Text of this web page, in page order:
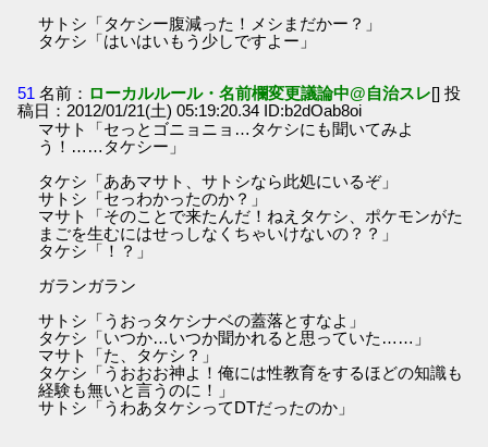
サトシ「タケシー腹減った！メシまだかー？」
タケシ「はいはいもう少しですよー」
51 名前： ローカルルール・名前欄変更議論中@自治スレ[] 投
稿日：2012/01/21(土) 05:19:20.34 ID:b2dOab8oi
マサト「セっとゴニョニョ…タケシにも聞いてみよ
う！……タケシー」
タケシ「ああマサト、サトシなら此処にいるぞ」
サトシ「セっわかったのか？」
マサト「そのことで来たんだ！ねえタケシ、ポケモンがた
まごを生むにはせっしなくちゃいけないの？？」
タケシ「！？」
ガランガラン
サトシ「うおっタケシナベの蓋落とすなよ」
タケシ「いつか…いつか聞かれると思っていた……」
マサト「た、タケシ？」
タケシ「うおおお神よ！俺には性教育をするほどの知識も
経験も無いと言うのに！」
サトシ「うわあタケシってDTだったのか」